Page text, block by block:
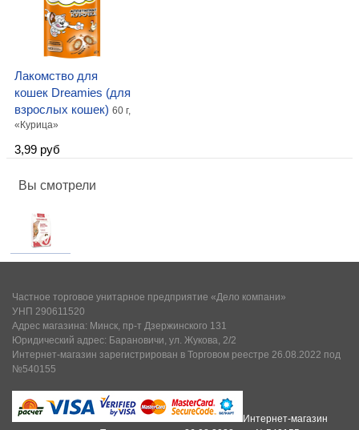
Лакомство для
кошек Dreamies (для
взрослых кошек) 60 г,
«Курица»
3,99 руб
Вы смотрели
Частное торговое унитарное предприятие «Дело компани»
УНП 290611520
Адрес магазина: Минск, пр-т Дзержинского 131
Юридический адрес: Барановичи, ул. Жукова, 2/2
Интернет-магазин зарегистрирован в Торговом реестре 26.08.2022 под
№540155
Интернет-магазин